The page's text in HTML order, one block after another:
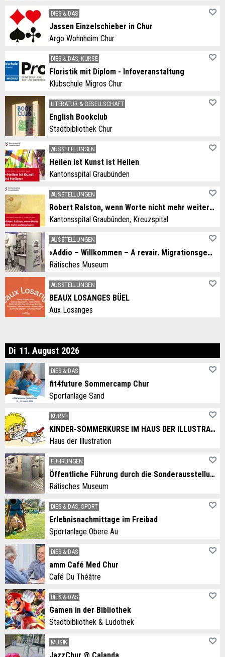
DIES & DAS
Jassen Einzelschieber in Chur
Argo Wohnheim Chur
DIES & DAS, KURSE
Floristik mit Diplom - Infoveranstaltung
Klubschule Migros Chur
LITERATUR & GESELLSCHAFT
English Bookclub
Stadtbibliothek Chur
AUSSTELLUNGEN
Heilen ist Kunst ist Heilen
Kantonsspital Graubünden
AUSSTELLUNGEN
Robert Ralston, wenn Worte nicht mehr weiterwissen
Kantonsspital Graubünden, Kreuzspital
AUSSTELLUNGEN
«Addio – Willkommen – A revair. Migrationsgeschichten aus dem Grandhotel Alpen»
Rätisches Museum
AUSSTELLUNGEN
BEAUX LOSANGES BÜEL
Aux Losanges
Di enstag
11. August 2026
DIES & DAS
fit4future Sommercamp Chur
Sportanlage Sand
KURSE
KINDER-SOMMERKURSE IM HAUS DER ILLUSTRATION
Haus der Illustration
FÜHRUNGEN
Öffentliche Führung durch die Sonderausstellung «Addio – Willkommen – A revair»
Rätisches Museum
DIES & DAS, SPORT
Erlebnisnachmittage im Freibad
Sportanlage Obere Au
DIES & DAS
amm Café Med Chur
Café Du Théâtre
DIES & DAS
Gamen in der Bibliothek
Stadtbibliothek & Ludothek
MUSIK